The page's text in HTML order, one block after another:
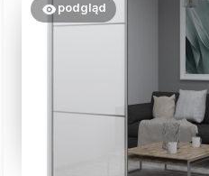
podgląd